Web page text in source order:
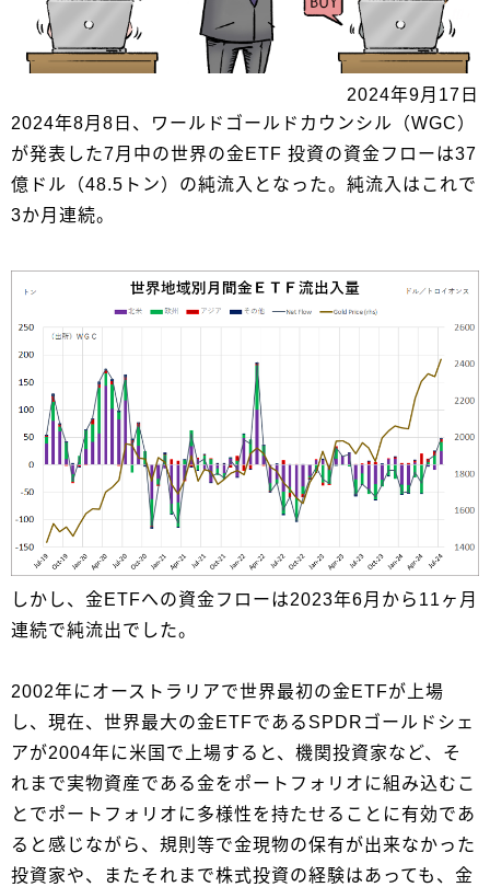
2024年9月17日
2024年8月8日、ワールドゴールドカウンシル（WGC）
が発表した7月中の世界の金ETF 投資の資金フローは37
億ドル（48.5トン）の純流入となった。純流入はこれで
3か月連続。
しかし、金ETFへの資金フローは2023年6月から11ヶ月
連続で純流出でした。
2002年にオーストラリアで世界最初の金ETFが上場
し、現在、世界最大の金ETFであるSPDRゴールドシェ
アが2004年に米国で上場すると、機関投資家など、そ
れまで実物資産である金をポートフォリオに組み込むこ
とでポートフォリオに多様性を持たせることに有効であ
ると感じながら、規則等で金現物の保有が出来なかった
投資家や、またそれまで株式投資の経験はあっても、金